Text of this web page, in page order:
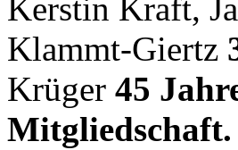
Kerstin Kraft,
Klammt-Giertz
Krüger 45
Mitgliedschaft.